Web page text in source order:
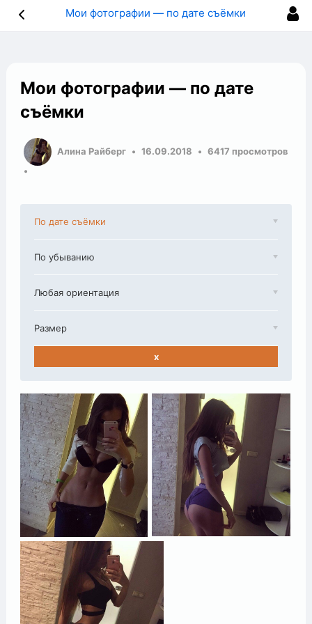
Мои фотографии — по дате съёмки
Мои фотографии — по дате
съёмки
Алина Райберг 16.09.2018 6417 просмотров
По дате съёмки
По убыванию
Любая ориентация
Размер
x